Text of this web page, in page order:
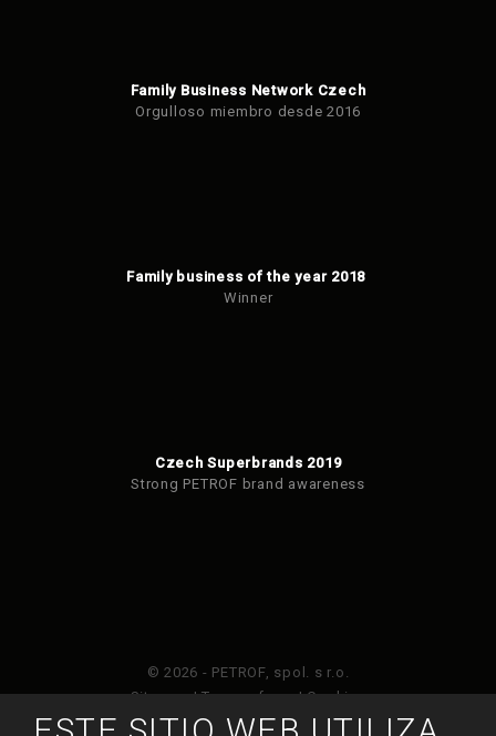
Family Business Network Czech
Orgulloso miembro desde 2016
Family business of the year 2018
Winner
Czech Superbrands 2019
Strong PETROF brand awareness
© 2026 - PETROF, spol. s r.o.
Sitemap|Terms of use|Cookies